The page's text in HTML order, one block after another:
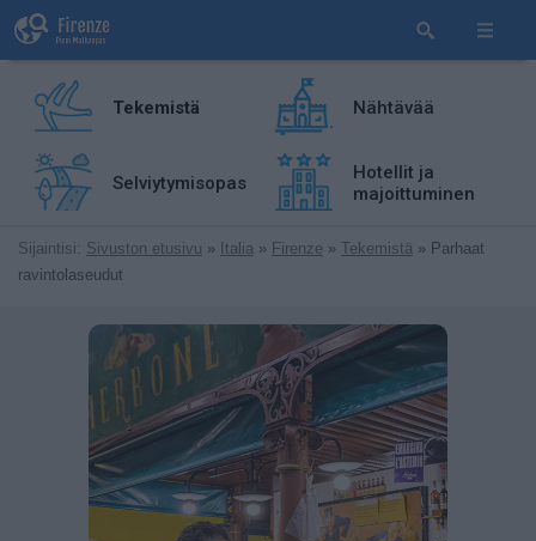
Tekemistä Nähtävää
Selviytymisopas
Hotellit ja
majoittuminen
Sijaintisi: Sivuston etusivu » Italia » Firenze » Tekemistä » Parhaat
ravintolaseudut